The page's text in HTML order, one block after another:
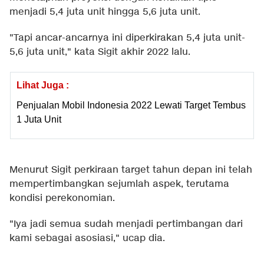
menjadi 5,4 juta unit hingga 5,6 juta unit.
"Tapi ancar-ancarnya ini diperkirakan 5,4 juta unit-
5,6 juta unit," kata Sigit akhir 2022 lalu.
Lihat Juga :
Penjualan Mobil Indonesia 2022 Lewati Target Tembus
1 Juta Unit
Menurut Sigit perkiraan target tahun depan ini telah
mempertimbangkan sejumlah aspek, terutama
kondisi perekonomian.
"Iya jadi semua sudah menjadi pertimbangan dari
kami sebagai asosiasi," ucap dia.